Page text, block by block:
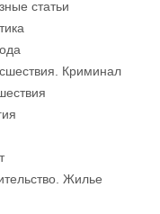
статьи
Криминал
Жилье